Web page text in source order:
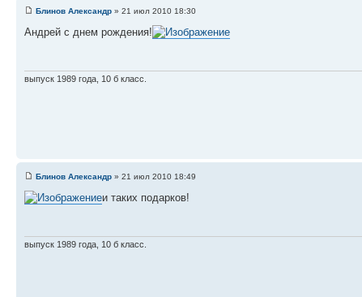
Блинов Александр » 21 июл 2010 18:30
Андрей с днем рождения!
выпуск 1989 года, 10 б класс.
Блинов Александр » 21 июл 2010 18:49
и таких подарков!
выпуск 1989 года, 10 б класс.